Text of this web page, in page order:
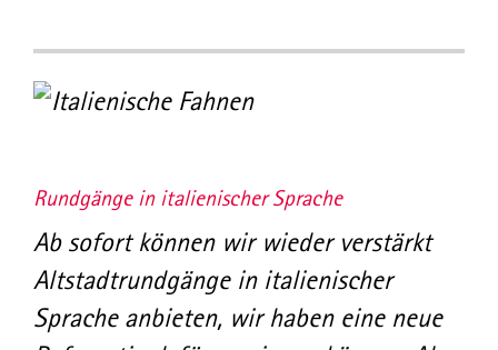
Rundgänge in italienischer Sprache
Ab sofort können wir wieder verstärkt
Altstadtrundgänge in italienischer
Sprache anbieten, wir haben eine neue